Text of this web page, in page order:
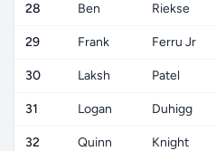
28 Ben Riekse
29 Frank Ferru Jr
30 Laksh Patel
31 Logan Duhigg
32 Quinn Knight